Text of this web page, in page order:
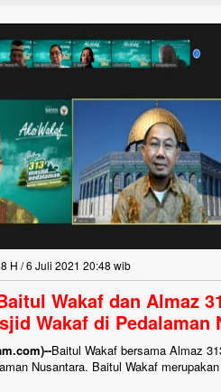
H / 6 Juli 2021 20:48 wib
Wakaf dan Almaz
Wakaf di Pedalaman
Baitul Wakaf bersama Almaz
Nusantara. Baitul Wakaf
Open Donasi Wakaf Pembangunan
Rumah Qur'an & TK Islam Terpadu
Najjah di Jonggol
Saat ini, Ulurtangan bersama Yayasan An
Najjahtul Islam Jonggol sedang merintis
pembangunan Rumah Qur’an dan Taman
kanak Islam Terpadu (TKIT) An Najjah dan
Gedung Majelis Taklim di Jonggol,...